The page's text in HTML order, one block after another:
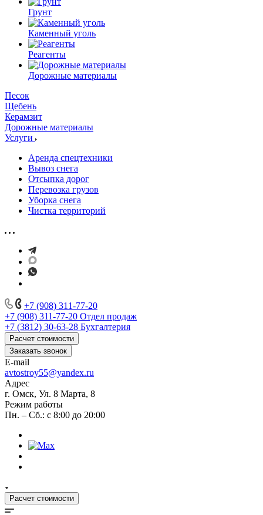
Грунт
Каменный уголь
Реагенты
Дорожные материалы
Песок
Щебень
Керамзит
Дорожные материалы
Услуги
Аренда спецтехники
Вывоз снега
Отсыпка дорог
Перевозка грузов
Уборка снега
Чистка территорий
+7 (908) 311-77-20
+7 (908) 311-77-20 Отдел продаж
+7 (3812) 30-63-28 Бухгалтерия
Расчет стоимости
Заказать звонок
E-mail
avtostroy55@yandex.ru
Адрес
г. Омск, Ул. 8 Марта, 8
Режим работы
Пн. – Сб.: с 8:00 до 20:00
Расчет стоимости